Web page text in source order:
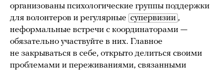
организованы психологические группы поддержки
для волонтеров и регулярные супервизии ,
неформальные встречи с координаторами —
обязательно участвуйте в них. Главное
не закрываться в себе, открыто делиться своими
проблемами и переживаниями, связанными